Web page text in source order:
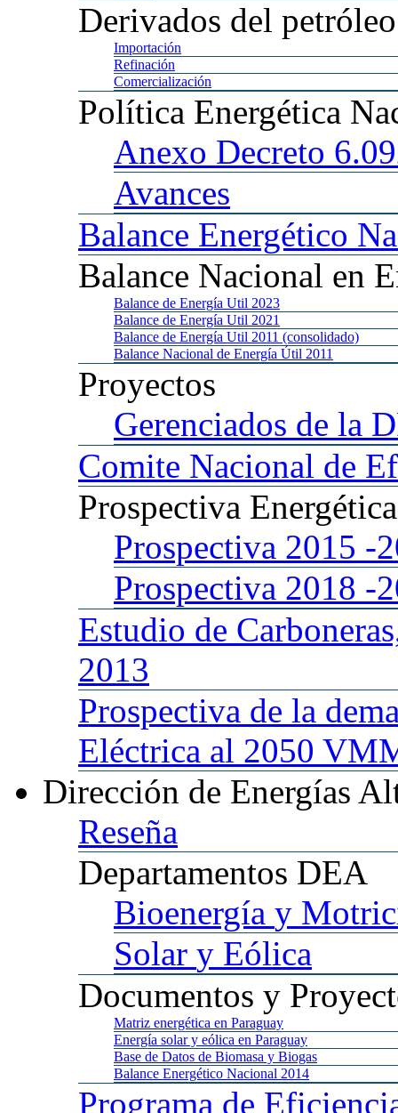
Derivados del petróleo
Importación
Refinación
Comercialización
Política Energética
Anexo Decreto
Avances
Balance Energético
Balance Nacional en
Balance de Energía Util 2023
Balance de Energía Util 2021
Balance de Energía Util 2011 (consolidado)
Balance Nacional de Energía Útil 2011
Proyectos
Gerenciados de la
Comite Nacional de
Prospectiva
Prospectiva 2015 -
Prospectiva 2018 -
Estudio de
2013
Prospectiva de la
Eléctrica al 2050
Dirección de Energías
Reseña
Departamentos DEA
Bioenergía y
Solar y Eólica
Documentos y
Matriz energética en Paraguay
Energía solar y eólica en Paraguay
Base de Datos de Biomasa y Biogas
Balance Energético Nacional 2014
Programa de